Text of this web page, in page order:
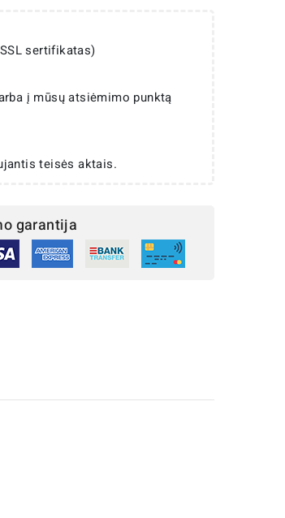
sertifikatas)
į mūsų atsiėmimo punktą
teisės aktais.
garantija